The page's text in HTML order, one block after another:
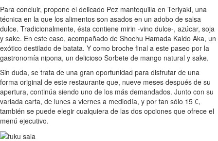
Para concluir, propone el delicado Pez mantequilla en Teriyaki, una
técnica en la que los alimentos son asados en un adobo de salsa
dulce. Tradicionalmente, ésta contiene mirin -vino dulce-, azúcar, soja
y sake. En este caso, acompañado de Shochu Hamada Kaido Aka, un
exótico destilado de batata. Y como broche final a este paseo por la
gastronomía nipona, un delicioso Sorbete de mango natural y sake.
Sin duda, se trata de una gran oportunidad para disfrutar de una
forma original de este restaurante que, nueve meses después de su
apertura, continúa siendo uno de los más demandados. Junto con su
variada carta, de lunes a viernes a mediodía, y por tan sólo 15 €,
también se puede elegir cualquiera de las dos opciones que ofrece el
menú ejecutivo.